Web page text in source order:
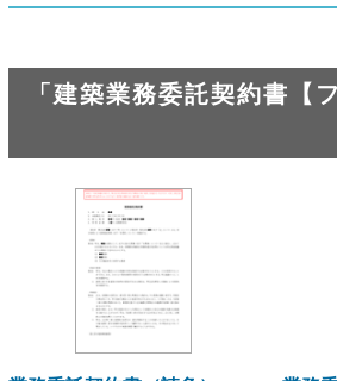
「建築業務委託契約書【